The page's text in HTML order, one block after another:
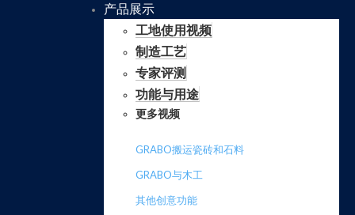
产品展示
工地使用视频
制造工艺
专家评测
功能与用途
更多视频
GRABO搬运瓷砖和石料
GRABO与木工
其他创意功能